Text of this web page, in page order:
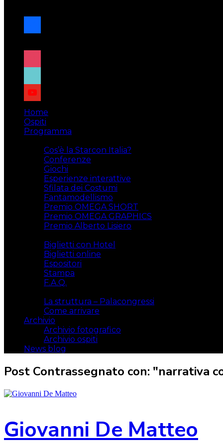
facebook
x
instagram
tiktok
youtube
Home
Ospiti
Programma
Cos’è la Starcon Italia?
Conferenze
Giochi
Esperienze interattive
Sfilata dei Costumi
Fantamodellismo
Premio OMEGA SHORT
Premio OMEGA GRAPHICS
Premio Alberto Lisiero
Biglietti con Hotel
Biglietti online
Espositori
Stampa
F.A.Q.
La struttura – Palacongressi
Come arrivare
Archivio
Archivio fotografico
Archivio ospiti
News blog
Post Contrassegnato con: "narrativa
Giovanni De Matteo